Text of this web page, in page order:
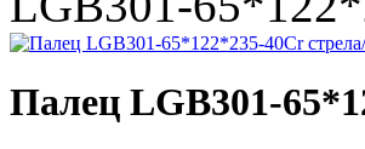
Палец LGB301-